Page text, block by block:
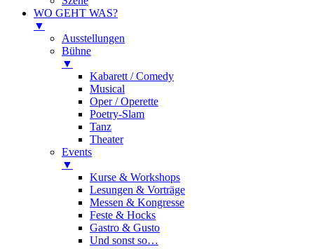
WO GEHT WAS?
▼
Ausstellungen
Bühne
▼
Kabarett / Comedy
Musical
Oper / Operette
Poetry-Slam
Tanz
Theater
Events
▼
Kurse & Workshops
Lesungen & Vorträge
Messen & Kongresse
Feste & Hocks
Gastro & Gusto
Und sonst so…